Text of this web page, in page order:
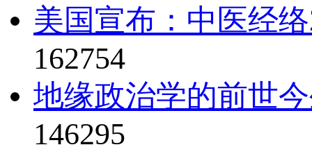
美国宣布：中医经
162754
地缘政治学的前世
146295